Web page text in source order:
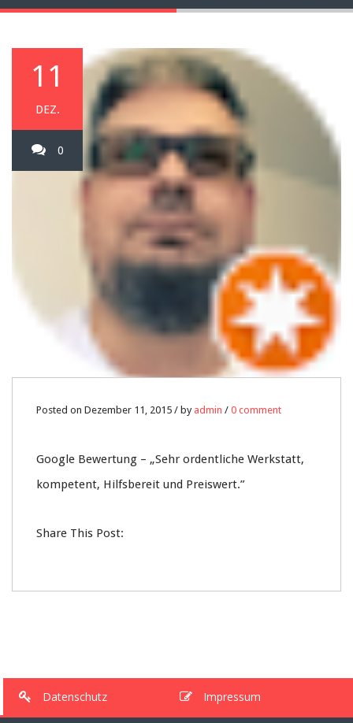
11
DEZ.
0
Posted on Dezember 11, 2015 / by admin / 0 comment
Google Bewertung – „Sehr ordentliche Werkstatt,
kompetent, Hilfsbereit und Preiswert.”
Share This Post:
Datenschutz Impressum